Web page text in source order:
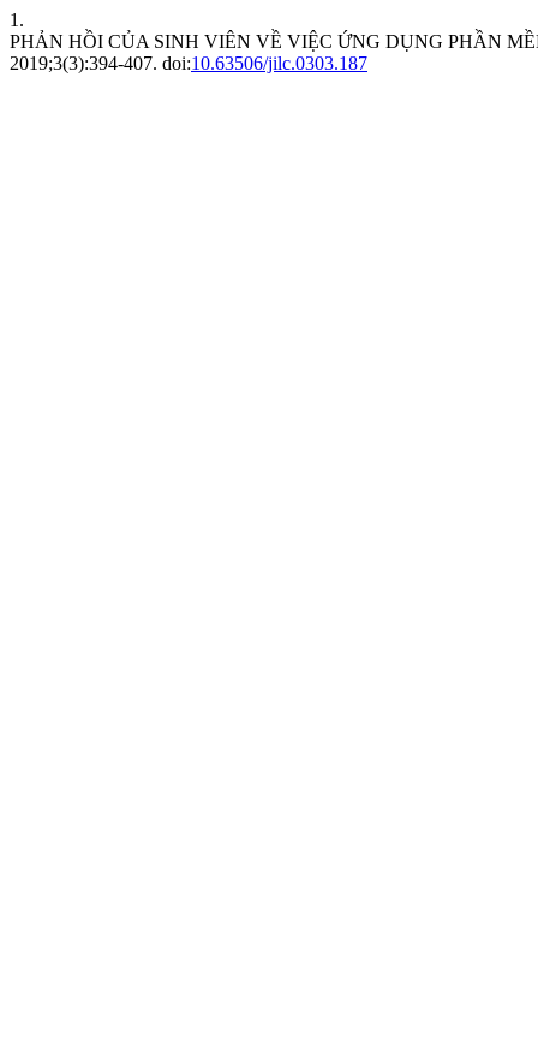
1.
PHẢN HỒI CỦA SINH VIÊN VỀ VIỆC ỨNG DỤNG PHẦN
2019;3(3):394-407. doi:10.63506/jilc.0303.187